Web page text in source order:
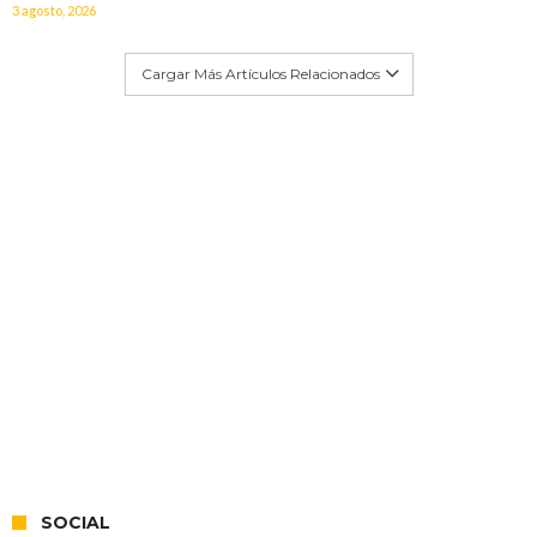
3 agosto, 2026
Cargar Más Artículos Relacionados
SOCIAL